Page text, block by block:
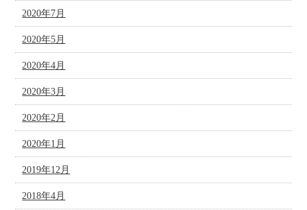
2020年7月
2020年5月
2020年4月
2020年3月
2020年2月
2020年1月
2019年12月
2018年4月